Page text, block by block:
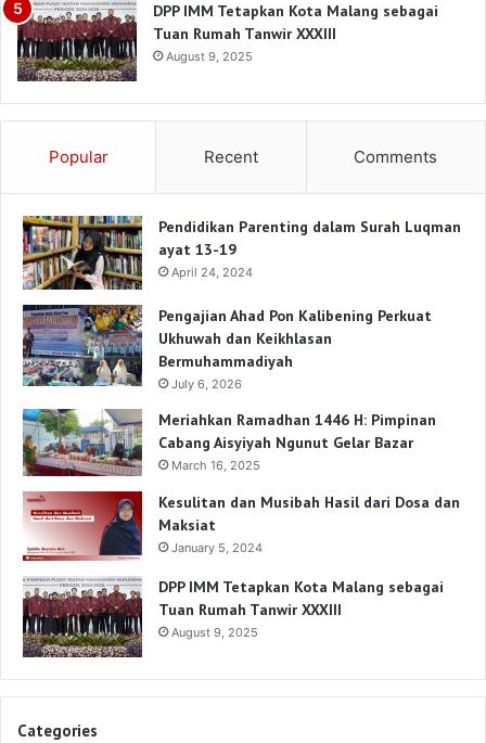
DPP IMM Tetapkan Kota Malang sebagai
Tuan Rumah Tanwir XXXIII
August 9, 2025
Popular Recent Comments
Pendidikan Parenting dalam Surah Luqman
ayat 13-19
April 24, 2024
Pengajian Ahad Pon Kalibening Perkuat
Ukhuwah dan Keikhlasan
Bermuhammadiyah
July 6, 2026
Meriahkan Ramadhan 1446 H: Pimpinan
Cabang Aisyiyah Ngunut Gelar Bazar
March 16, 2025
Kesulitan dan Musibah Hasil dari Dosa dan
Maksiat
January 5, 2024
DPP IMM Tetapkan Kota Malang sebagai
Tuan Rumah Tanwir XXXIII
August 9, 2025
Categories